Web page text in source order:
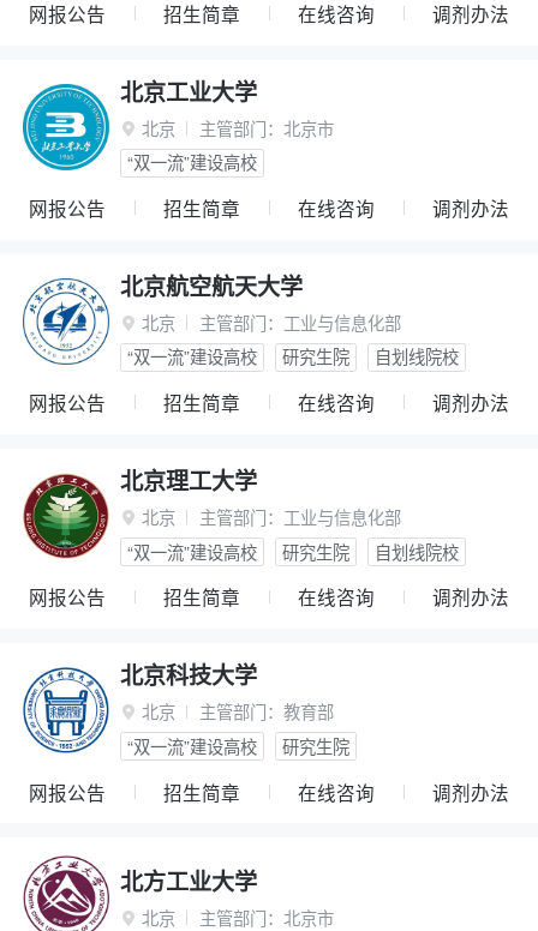
网报公告 招生简章 在线咨询 调剂办法
北京工业大学
 北京 主管部门： 北京市
“双一流”建设高校
网报公告 招生简章 在线咨询 调剂办法
北京航空航天大学
 北京 主管部门： 工业与信息化部
“双一流”建设高校
研究生院 自划线院校
网报公告 招生简章 在线咨询 调剂办法
北京理工大学
 北京 主管部门： 工业与信息化部
“双一流”建设高校
研究生院 自划线院校
网报公告 招生简章 在线咨询 调剂办法
北京科技大学
 北京 主管部门： 教育部
“双一流”建设高校
研究生院
网报公告 招生简章 在线咨询 调剂办法
北方工业大学
 北京 主管部门： 北京市